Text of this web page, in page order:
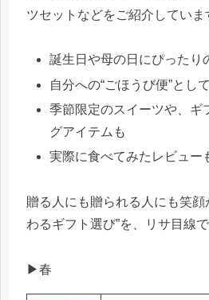
ツセットなどをご紹介していま
誕生日や母の日にぴったり
自分への“ごほうび便”とし
季節限定のスイーツや、ギ
グアイテムも
実際に食べてみたレビュー
贈る人にも贈られる人にも笑顔
わるギフト選び”を、リサ目線
▶春